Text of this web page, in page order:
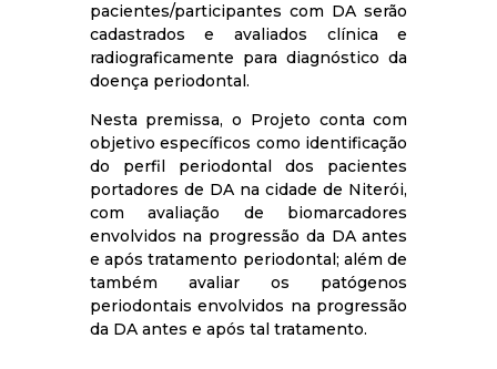
pacientes/participantes com DA serão
cadastrados e avaliados clínica e
radiograficamente para diagnóstico da
doença periodontal.
Nesta premissa, o Projeto conta com
objetivo específicos como identificação
do perfil periodontal dos pacientes
portadores de DA na cidade de Niterói,
com avaliação de biomarcadores
envolvidos na progressão da DA antes
e após tratamento periodontal; além de
também avaliar os patógenos
periodontais envolvidos na progressão
da DA antes e após tal tratamento.